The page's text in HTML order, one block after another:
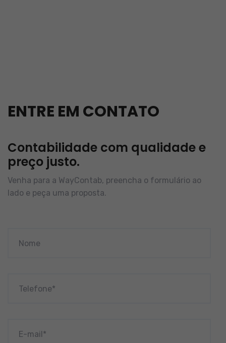
ENTRE EM CONTATO
Contabilidade com qualidade e
preço justo.
Venha para a WayContab, preencha o formulário ao
lado e peça uma proposta.